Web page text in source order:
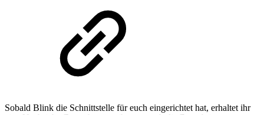
Sobald Blink die Schnittstelle für euch eingerichtet hat, erhaltet ihr